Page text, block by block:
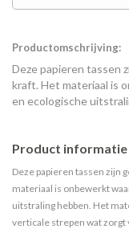
Productomschrijving:
Deze papieren tassen
kraft. Het materiaal is
en ecologische
Product informatie
Deze papieren tassen zijn
materiaal is onbewerkt
uitstraling hebben. Het
verticale strepen wat zorgt